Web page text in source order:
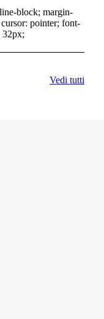
block; margin-
pointer; font-
Vedi tutti